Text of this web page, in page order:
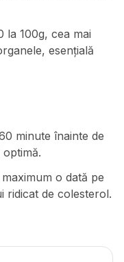
la 100g, cea mai
esențială
minute înainte de
o dată pe
ridicat de colesterol.